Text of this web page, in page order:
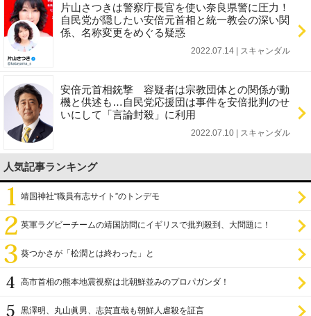
片山さつきは警察庁長官を使い奈良県警に圧力！
自民党が隠したい安倍元首相と統一教会の深い関
係、名称変更をめぐる疑惑
2022.07.14 | スキャンダル
安倍元首相銃撃 容疑者は宗教団体との関係が動
機と供述も…自民党応援団は事件を安倍批判のせ
いにして「言論封殺」に利用
2022.07.10 | スキャンダル
人気記事ランキング
靖国神社“職員有志サイト”のトンデモ
英軍ラグビーチームの靖国訪問にイギリスで批判殺到、大問題に！
葵つかさが「松潤とは終わった」と
高市首相の熊本地震視察は北朝鮮並みのプロパガンダ！
黒澤明、丸山眞男、志賀直哉も朝鮮人虐殺を証言